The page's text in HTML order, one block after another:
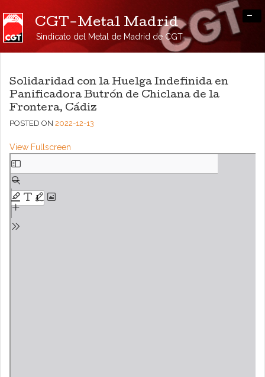
CGT-Metal Madrid
Sindicato del Metal de Madrid de CGT
-
Solidaridad con la Huelga Indefinida en
Panificadora Butrón de Chiclana de la
Frontera, Cádiz
POSTED ON 2022-12-13
View Fullscreen
Saltar
al
contenido
del
PDF